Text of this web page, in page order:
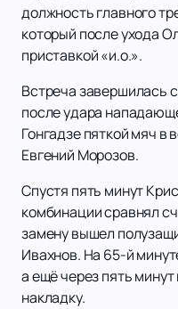
должность главного
который после ухода
приставкой «и.о.».
Встреча завершилась
после удара
Гонгадзе пяткой мяч в
Евгений Морозов.
Спустя пять минут
комбинации сравнял
замену вышел
Ивахнов. На 65-й
а ещё через пять
накладку.